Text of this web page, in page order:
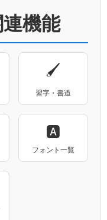
連機能
🖌
習字・書道
🅰
フォント一覧